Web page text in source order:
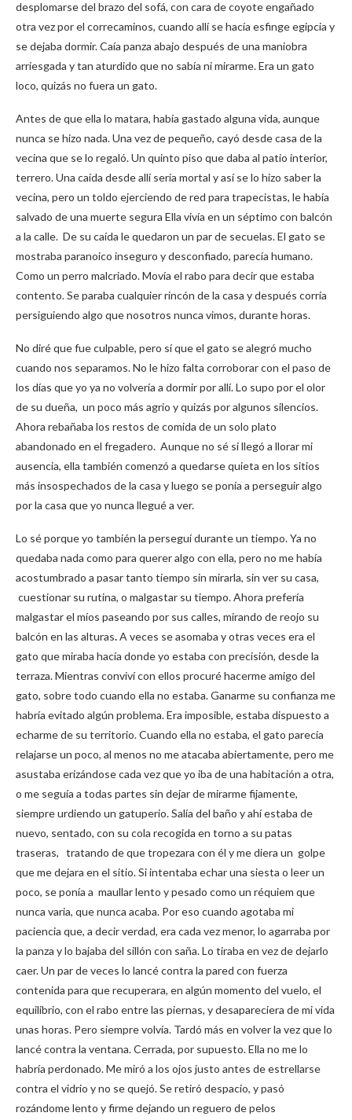
desplomarse del brazo del sofá, con cara de coyote engañado
otra vez por el correcaminos, cuando allí se hacía esfinge egipcia y
se dejaba dormir. Caía panza abajo después de una maniobra
arriesgada y tan aturdido que no sabía ni mirarme. Era un gato
loco, quizás no fuera un gato.
Antes de que ella lo matara, había gastado alguna vida, aunque
nunca se hizo nada. Una vez de pequeño, cayó desde casa de la
vecina que se lo regaló. Un quinto piso que daba al patio interior,
terrero. Una caída desde allí sería mortal y así se lo hizo saber la
vecina, pero un toldo ejerciendo de red para trapecistas, le había
salvado de una muerte segura Ella vivía en un séptimo con balcón
a la calle. De su caída le quedaron un par de secuelas. El gato se
mostraba paranoico inseguro y desconfiado, parecía humano.
Como un perro malcriado. Movía el rabo para decir que estaba
contento. Se paraba cualquier rincón de la casa y después corría
persiguiendo algo que nosotros nunca vimos, durante horas.
No diré que fue culpable, pero sí que el gato se alegró mucho
cuando nos separamos. No le hizo falta corroborar con el paso de
los días que yo ya no volvería a dormir por allí. Lo supo por el olor
de su dueña, un poco más agrio y quizás por algunos silencios.
Ahora rebañaba los restos de comida de un solo plato
abandonado en el fregadero. Aunque no sé si llegó a llorar mi
ausencia, ella también comenzó a quedarse quieta en los sitios
más insospechados de la casa y luego se ponía a perseguir algo
por la casa que yo nunca llegué a ver.
Lo sé porque yo también la perseguí durante un tiempo. Ya no
quedaba nada como para querer algo con ella, pero no me había
acostumbrado a pasar tanto tiempo sin mirarla, sin ver su casa,
cuestionar su rutina, o malgastar su tiempo. Ahora prefería
malgastar el míos paseando por sus calles, mirando de reojo su
balcón en las alturas.A veces se asomaba y otras veces era el
gato que miraba hacía donde yo estaba con precisión, desde la
terraza.Mientras conviví con ellos procuré hacerme amigo del
gato, sobre todo cuando ella no estaba. Ganarme su confianza me
habría evitado algún problema. Era imposible, estaba dispuesto a
echarme de su territorio. Cuando ella no estaba, el gato parecía
relajarse un poco, al menos no me atacaba abiertamente, pero me
asustaba erizándose cada vez que yo iba de una habitación a otra,
o me seguía a todas partes sin dejar de mirarme fijamente,
siempre urdiendo un gatuperio. Salía del baño y ahí estaba de
nuevo, sentado, con su cola recogida en torno a su patas
traseras, tratando de que tropezara con él y me diera un golpe
que me dejara en el sitio. Si intentaba echar una siesta o leer un
poco, se ponía a maullar lento y pesado como un réquiem que
nunca varia, que nunca acaba. Por eso cuando agotaba mi
paciencia que, a decir verdad, era cada vez menor, lo agarraba por
la panza y lo bajaba del sillón con saña. Lo tiraba en vez de dejarlo
caer. Un par de veces lo lancé contra la pared con fuerza
contenida para que recuperara, en algún momento del vuelo, el
equilibrio, con el rabo entre las piernas, y desapareciera de mi vida
unas horas. Pero siempre volvía. Tardó más en volver la vez que lo
lancé contra la ventana. Cerrada, por supuesto. Ella no me lo
habría perdonado. Me miró a los ojos justo antes de estrellarse
contra el vidrio y no se quejó. Se retiró despacio, y pasó
rozándome lento y firme dejando un reguero de pelos